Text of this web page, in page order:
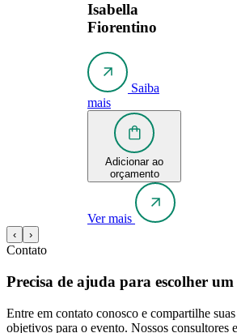
Isabella
Fiorentino
Saiba
mais
Adicionar ao
orçamento
Ver mais
‹ ›
Contato
Precisa de ajuda para escolher
Entre em contato conosco e compartilhe suas
objetivos para o evento. Nossos consultores